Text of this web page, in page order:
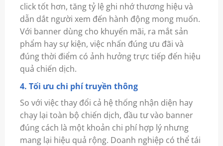
click tốt hơn, tăng tỷ lệ ghi nhớ thương hiệu và
dẫn dắt người xem đến hành động mong muốn.
Với banner dùng cho khuyến mãi, ra mắt sản
phẩm hay sự kiện, việc nhấn đúng ưu đãi và
đúng thời điểm có ảnh hưởng trực tiếp đến hiệu
quả chiến dịch.
4. Tối ưu chi phí truyền thông
So với việc thay đổi cả hệ thống nhận diện hay
chạy lại toàn bộ chiến dịch, đầu tư vào banner
đúng cách là một khoản chi phí hợp lý nhưng
mang lại hiệu quả rộng. Doanh nghiệp có thể tái